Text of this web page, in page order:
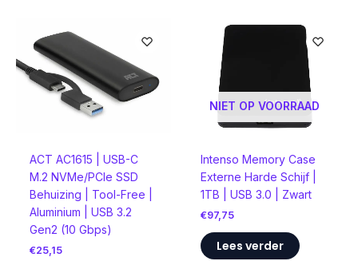
ACT AC1615 | USB-C
M.2 NVMe/PCIe SSD
Behuizing | Tool-Free |
Aluminium | USB 3.2
Gen2 (10 Gbps)
€25,15
NIET OP VOORRAAD
Intenso Memory Case
Externe Harde Schijf |
1TB | USB 3.0 | Zwart
€97,75
Lees verder